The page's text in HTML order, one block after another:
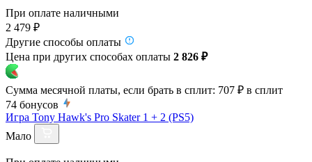
При оплате наличными
2 479 ₽
Другие способы оплаты
Цена при других способах оплаты 2 826 ₽
Сумма месячной платы, если брать в сплит: 707 ₽ в сплит
74 бонусов
Игра Tony Hawk's Pro Skater 1 + 2 (PS5)
Мало